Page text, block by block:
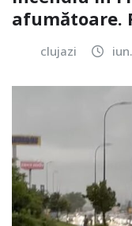
afumătoare.
clujazi